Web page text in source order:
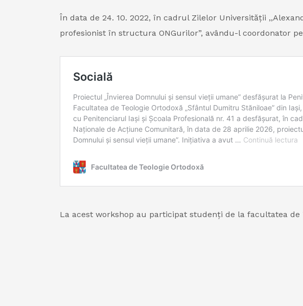
În data de 24. 10. 2022, în cadrul Zilelor Universității
profesionist în structura ONGurilor”, avându-l coordonator
La acest workshop au participat studenți de la facultatea de